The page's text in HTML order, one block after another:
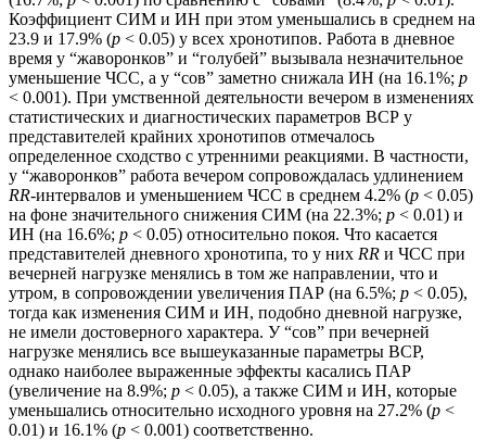
Коэффициент СИМ и ИН при этом уменьшались в среднем на
23.9 и 17.9% (p < 0.05) у всех хронотипов. Работа в дневное
время у “жаворонков” и “голубей” вызывала незначительное
уменьшение ЧСС, а у “сов” заметно снижала ИН (на 16.1%; p
< 0.001). При умственной деятельности вечером в изменениях
статистических и диагностических параметров ВСР у
представителей крайних хронотипов отмечалось
определенное сходство с утренними реакциями. В частности,
у “жаворонков” работа вечером сопровождалась удлинением
RR-интервалов и уменьшением ЧСС в среднем 4.2% (p < 0.05)
на фоне значительного снижения СИМ (на 22.3%; p < 0.01) и
ИН (на 16.6%; p < 0.05) относительно покоя. Что касается
представителей дневного хронотипа, то у них RR и ЧСС при
вечерней нагрузке менялись в том же направлении, что и
утром, в сопровождении увеличения ПАР (на 6.5%; p < 0.05),
тогда как изменения СИМ и ИН, подобно дневной нагрузке,
не имели достоверного характера. У “сов” при вечерней
нагрузке менялись все вышеуказанные параметры ВСР,
однако наиболее выраженные эффекты касались ПАР
(увеличение на 8.9%; p < 0.05), а также СИМ и ИН, которые
уменьшались относительно исходного уровня на 27.2% (p <
0.01) и 16.1% (p < 0.001) соответственно.